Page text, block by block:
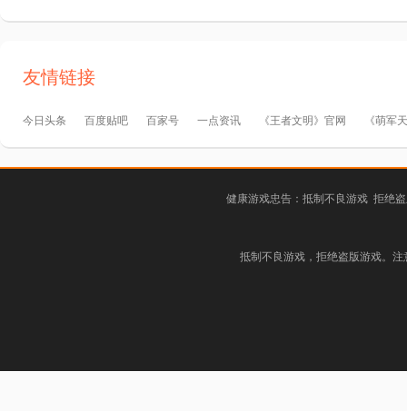
友情链接
今日头条 百度贴吧 百家号 一点资讯 《王者文明》官网 《萌军
健康游戏忠告：抵制不良游戏 拒绝
抵制不良游戏，拒绝盗版游戏。